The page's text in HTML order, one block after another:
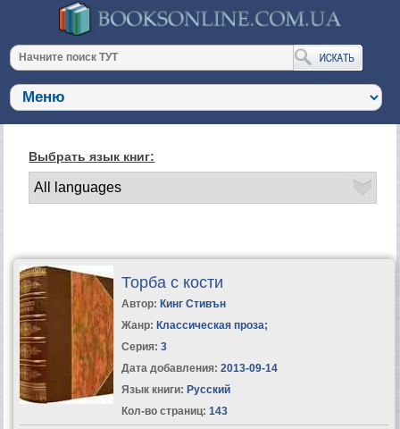
Выбрать язык книг:
Торба с кости
Автор: Кинг Стивън
Жанр: Классическая проза;
Серия: 3
Дата добавления: 2013-09-14
Язык книги: Русский
Кол-во страниц: 143